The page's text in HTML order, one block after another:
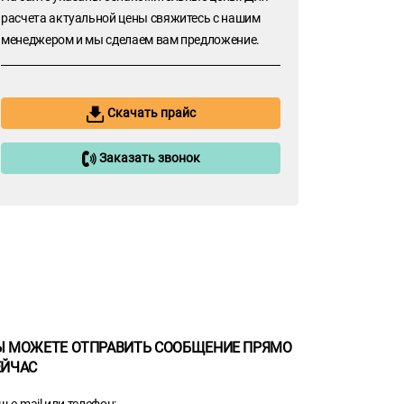
расчета актуальной цены свяжитесь с нашим
менеджером и мы сделаем вам предложение.
Скачать прайс
Заказать звонок
МОЖЕТЕ ОТПРАВИТЬ СООБЩЕНИЕ ПРЯМО